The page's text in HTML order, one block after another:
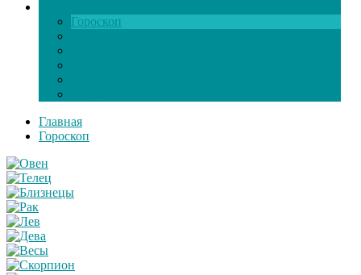
Гороскоп
Главная
Гороскоп